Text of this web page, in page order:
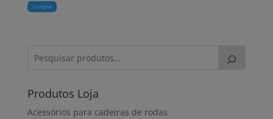
Comprar
Produtos Loja
Acessórios para cadeiras de rodas